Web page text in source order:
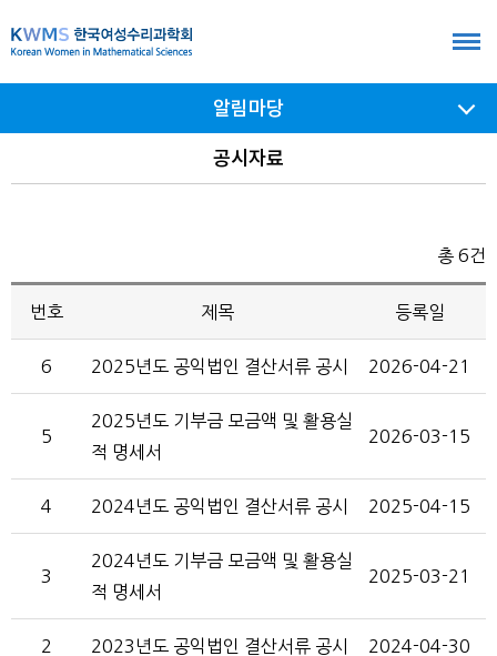
문
가
여닫기
알림마당
공시자료
총 6건
번호 제목 등록일
6 2025년도 공익법인 결산서류 공시 2026-04-21
5
2025년도 기부금 모금액 및 활용실
적 명세서
2026-03-15
4 2024년도 공익법인 결산서류 공시 2025-04-15
3
2024년도 기부금 모금액 및 활용실
적 명세서
2025-03-21
2 2023년도 공익법인 결산서류 공시 2024-04-30